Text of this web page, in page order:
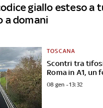
giallo esteso a
a domani
Scontri tra
Roma in A1, un
TOSCANA
08 gen - 13:32